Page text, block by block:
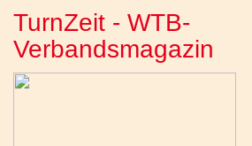
TurnZeit - WTB-
Verbandsmagazin